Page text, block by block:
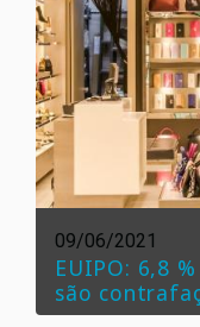
09/06/2021
EUIPO: 6,8
são